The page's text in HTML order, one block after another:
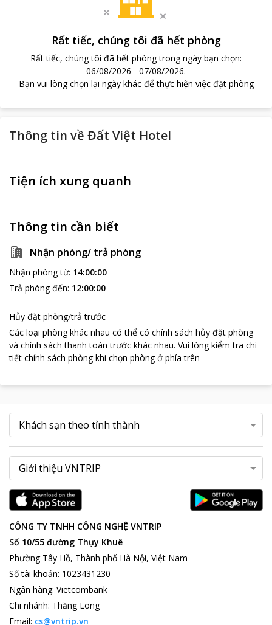
Rất tiếc, chúng tôi đã hết phòng
Rất tiếc, chúng tôi đã hết phòng trong ngày bạn chọn:
06/08/2026 - 07/08/2026.
Bạn vui lòng chọn lại ngày khác để thực hiện việc đặt phòng
Thông tin về Đất Việt Hotel
Tiện ích xung quanh
Thông tin cần biết
Nhận phòng/ trả phòng
Nhận phòng từ: 14:00:00
Trả phòng đến: 12:00:00
Hủy đặt phòng/trả trước
Các loại phòng khác nhau có thể có chính sách hủy đặt phòng
và chính sách thanh toán trước khác nhau. Vui lòng kiểm tra chi
tiết chính sách phòng khi chọn phòng ở phía trên
CÔNG TY TNHH CÔNG NGHỆ VNTRIP
Số 10/55 đường Thụy Khuê
Phường Tây Hồ, Thành phố Hà Nội, Việt Nam
Số tài khoản: 1023431230
Ngân hàng: Vietcombank
Chi nhánh: Thăng Long
Email: cs@vntrip.vn